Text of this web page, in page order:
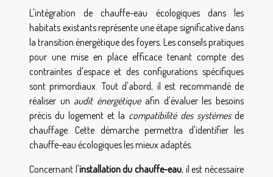
L'intégration de chauffe-eau écologiques dans les
habitats existants représente une étape significative dans
la transition énergétique des foyers. Les conseils pratiques
pour une mise en place efficace tenant compte des
contraintes d'espace et des configurations spécifiques
sont primordiaux. Tout d'abord, il est recommandé de
réaliser un audit énergétiqueafin d'évaluer les besoins
précis du logement et la compatibilité des systèmesde
chauffage. Cette démarche permettra d'identifier les
chauffe-eau écologiques les mieux adaptés.
Concernant l'installation du chauffe-eau, il est nécessaire